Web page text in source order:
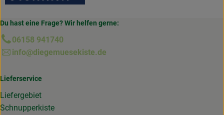
Du hast eine Frage? Wir helfen gerne:
06158 941740
info@diegemuesekiste.de
Lieferservice
Liefergebiet
Schnupperkiste